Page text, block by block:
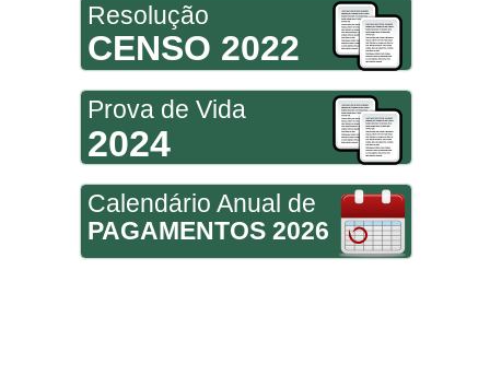
Resolução
CENSO 2022
Prova de Vida
2024
Calendário Anual de
PAGAMENTOS 2026